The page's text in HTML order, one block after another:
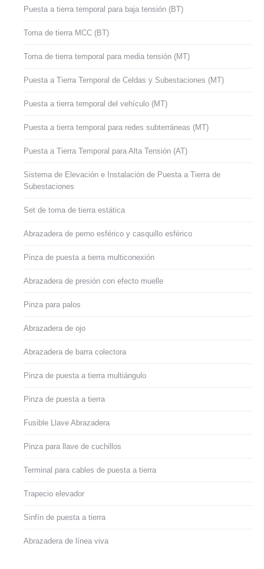
Puesta a tierra temporal para baja tensión (BT)
Toma de tierra MCC (BT)
Toma de tierra temporal para media tensión (MT)
Puesta a Tierra Temporal de Celdas y Subestaciones (MT)
Puesta a tierra temporal del vehículo (MT)
Puesta a tierra temporal para redes subterráneas (MT)
Puesta a Tierra Temporal para Alta Tensión (AT)
Sistema de Elevación e Instalación de Puesta a Tierra de
Subestaciones
Set de toma de tierra estática
Abrazadera de perno esférico y casquillo esférico
Pinza de puesta a tierra multiconexión
Abrazadera de presión con efecto muelle
Pinza para palos
Abrazadera de ojo
Abrazadera de barra colectora
Pinza de puesta a tierra multiángulo
Pinza de puesta a tierra
Fusible Llave Abrazadera
Pinza para llave de cuchillos
Terminal para cables de puesta a tierra
Trapecio elevador
Sinfín de puesta a tierra
Abrazadera de línea viva